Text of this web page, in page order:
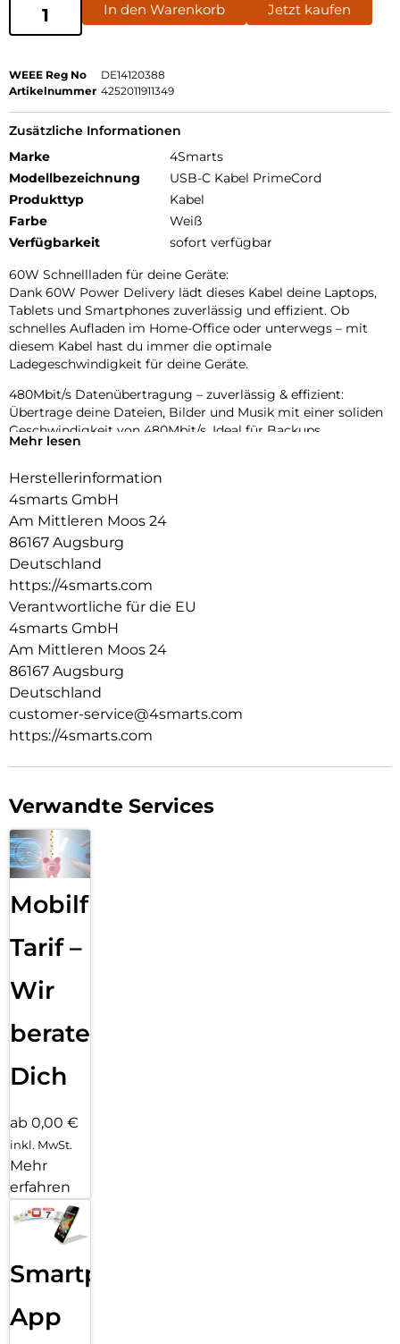
In den Warenkorb Jetzt kaufen
WEEE Reg No
DE14120388
Artikelnummer 4252011911349
Zusätzliche Informationen
Marke
4Smarts
Modellbezeichnung
USB-C Kabel PrimeCord
Produkttyp
Kabel
Farbe
Weiß
Verfügbarkeit
sofort verfügbar
60W Schnellladen für deine Geräte:
Dank 60W Power Delivery lädt dieses Kabel deine Laptops,
Tablets und Smartphones zuverlässig und effizient. Ob
schnelles Aufladen im Home-Office oder unterwegs – mit
diesem Kabel hast du immer die optimale
Ladegeschwindigkeit für deine Geräte.
480Mbit/s Datenübertragung – zuverlässig & effizient:
Übertrage deine Dateien, Bilder und Musik mit einer soliden
Geschwindigkeit von 480Mbit/s. Ideal für Backups,
Dokumente oder Multimedia-Inhalte – zuverlässig und ohne
Langlebiges Premium-Design mit Aluminium & Nylon:
Qualität, die du spürst: Die hochwertigen Aluminium-
gegen Abnutzung und sorgen für eine edle Optik. Das
geflochtene Nylon-Gehäuse bietet zusätzlichen Schutz vor
Knicken und Beschädigungen, ohne an Flexibilität
einzubüßen. Perfekt für den täglichen Einsatz, ob im Büro,
unterwegs oder zu Hause – dieses Kabel hält mit deinem
und Premium-Qualität.
Mehr lesen
Herstellerinformation
4smarts GmbH
Am Mittleren Moos 24
86167 Augsburg
Deutschland
https://4smarts.com
Verantwortliche für die EU
4smarts GmbH
Am Mittleren Moos 24
86167 Augsburg
Deutschland
customer-service@4smarts.com
https://4smarts.com
Verwandte Services
Mobilfunk
Tarif –
Wir
beraten
Dich
ab 0,00 €
inkl. MwSt.
Mehr
erfahren
Smartphone
App